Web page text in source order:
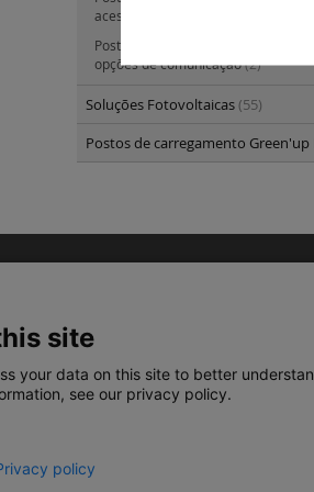
acessórios
Postos de carregamento Green'up
opções de comunicação(2)
Soluções Fotovoltaicas(55)
Postos de carregamento
E CONDIÇÕES POLÍTICA DE PRIVACIDADE
site
your data on this site to better
see our privacy policy.
policy